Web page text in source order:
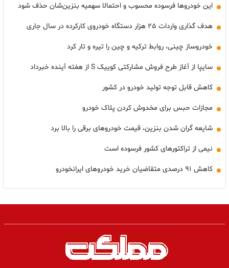
این خودروها فرسوده محسوب و احتمالا سهمیه بنزین‌شان حذف شود
هدف گذاری واردات ۲۵ هزار دستگاه خودروی کارکرده در سال جاری
خودروساز چینی، روابط ترکیه و چین را تیره و تار کرد
سایپا از آغاز طرح فروش مشارکتی کوییک S از هفته آینده خبرداد
کاهش قابل توجه تولید خودرو در کشور
مجازات حبس برای مخدوش کردن پلاک خودرو
شایعه گران شدن بنزین، قیمت خودروهای برقی را بالا برد
نیمی از تراکتورهای کشور فرسوده است
کاهش ۹۱ درصدی متقاضیان خرید خودروهای ایرانخودرو